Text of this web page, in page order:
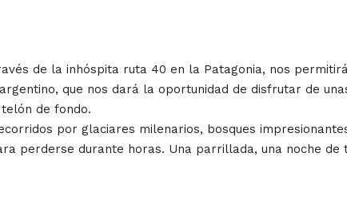
de la inhóspita ruta 40 en la Patagonia, nos
que nos dará la oportunidad de disfrutar de
de fondo.
por glaciares milenarios, bosques
perderse durante horas. Una parrillada, una noche